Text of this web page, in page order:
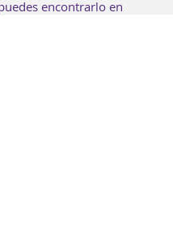
encontrarlo en